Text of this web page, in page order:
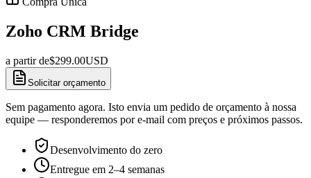
Zoho CRM Bridge
a partir de$299.00USD
Solicitar orçamento
Sem pagamento agora. Isto envia um pedido de orçamento à nossa
equipe — responderemos por e-mail com preços e próximos passos.
Desenvolvimento do zero
Entregue em 2–4 semanas